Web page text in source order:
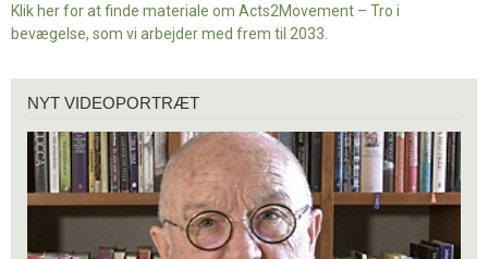
Klik her for at finde materiale om Acts2Movement – Tro i
bevægelse, som vi arbejder med frem til 2033.
videoportræt
NYT VIDEOPORTRÆT